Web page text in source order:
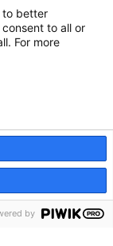
to better
to all or
For more
by